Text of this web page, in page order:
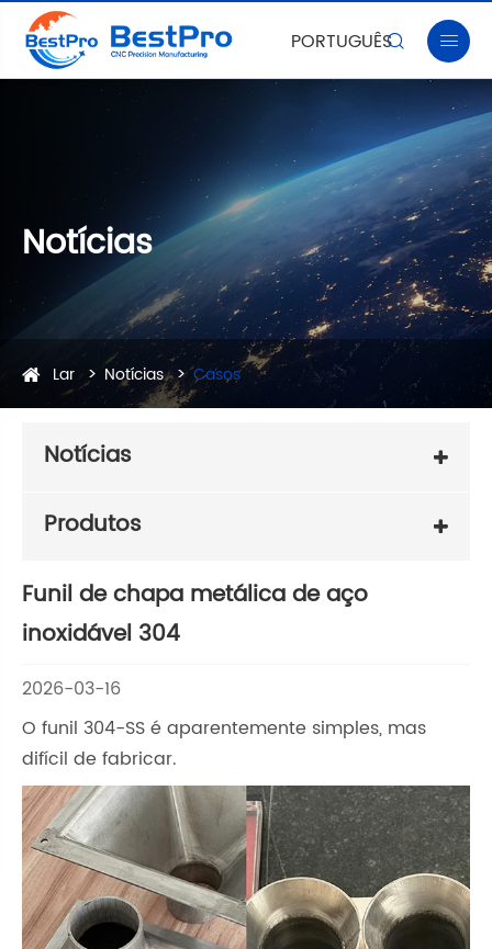
PORTUGUÊS 
Notícias
Lar Notícias Casos
Notícias
Produtos
Funil de chapa metálica de aço
inoxidável 304
2026-03-16
O funil 304-SS é aparentemente simples, mas
difícil de fabricar.